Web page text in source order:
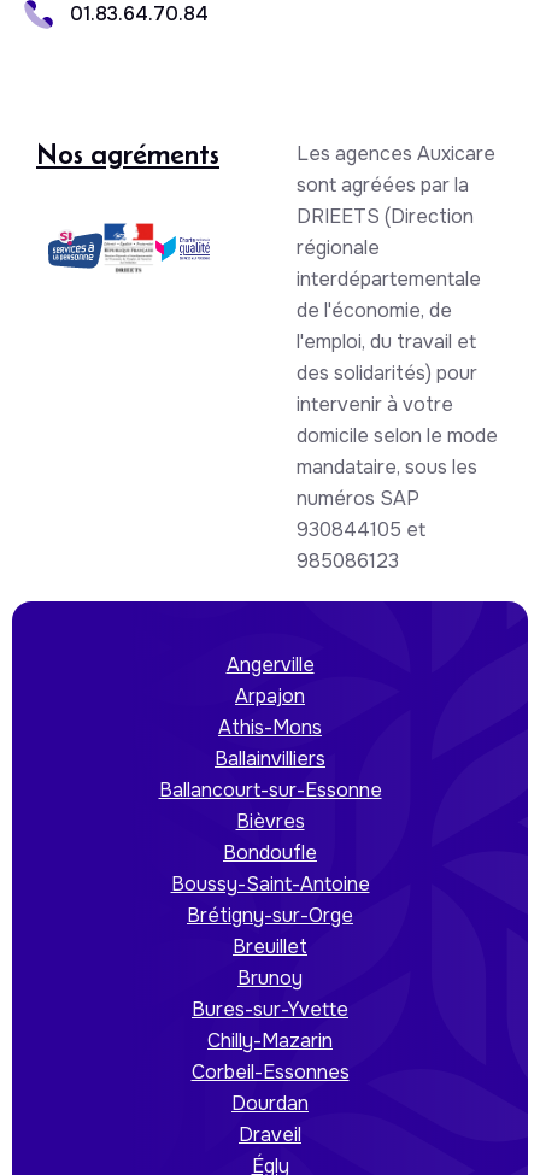
01.83.64.70.84
Nos agréments
Les agences Auxicare
sont agréées par la
DRIEETS (Direction
régionale
interdépartementale
de l'économie, de
l'emploi, du travail et
des solidarités) pour
intervenir à votre
domicile selon le mode
mandataire, sous les
numéros SAP
930844105 et
985086123
Angerville
Arpajon
Athis-Mons
Ballainvilliers
Ballancourt-sur-Essonne
Bièvres
Bondoufle
Boussy-Saint-Antoine
Brétigny-sur-Orge
Breuillet
Brunoy
Bures-sur-Yvette
Chilly-Mazarin
Corbeil-Essonnes
Dourdan
Draveil
Égly